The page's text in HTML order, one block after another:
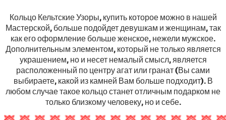
Кольцо Кельтские Узоры, купить которое можно в нашей
Мастерской, больше подойдет девушкам и женщинам, так
как его оформление больше женское, нежели мужское.
Дополнительным элементом, который не только является
украшением, но и несет немалый смысл, является
расположенный по центру агат или гранат (Вы сами
выбираете, какой из камней Вам больше подходит). В
любом случае такое кольцо станет отличным подарком не
только близкому человеку, но и себе.